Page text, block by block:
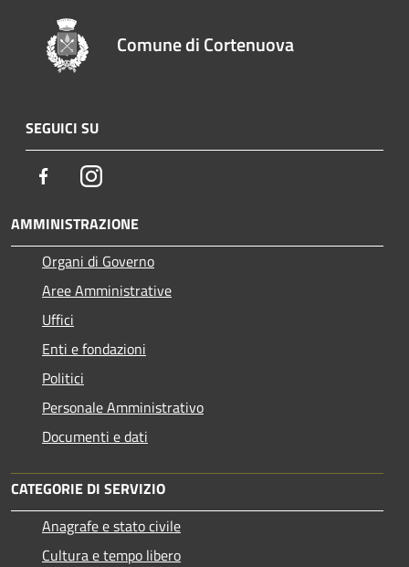
Comune di Cortenuova
SEGUICI SU
FacebookInstagram
AMMINISTRAZIONE
Organi di Governo
Aree Amministrative
Uffici
Enti e fondazioni
Politici
Personale Amministrativo
Documenti e dati
CATEGORIE DI SERVIZIO
Anagrafe e stato civile
Cultura e tempo libero